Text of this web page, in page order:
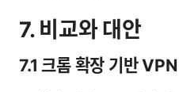
7. 비교와 대안
7.1 크롬 확장 기반